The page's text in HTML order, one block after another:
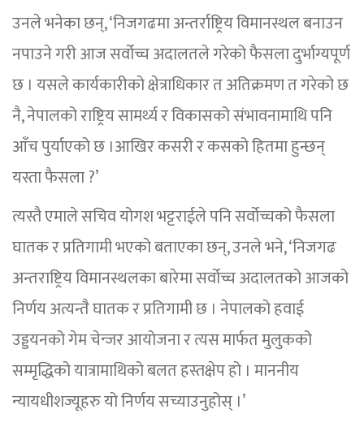
उनले भनेका छन्, ‘निजगढमा अन्तर्राष्ट्रिय विमानस्थल बनाउन
नपाउने गरी आज सर्वोच्च अदालतले गरेको फैसला दुर्भाग्यपूर्ण
छ । यसले कार्यकारीको क्षेत्राधिकार त अतिक्रमण त गरेको छ
नै, नेपालको राष्ट्रिय सामर्थ्य र विकासको संभावनामाथि पनि
आँच पुर्याएको छ ।आखिर कसरी र कसको हितमा हुन्छन्
यस्ता फैसला ?’
त्यस्तै एमाले सचिव योगश भट्टराईले पनि सर्वोच्चको फैसला
घातक र प्रतिगामी भएको बताएका छन्, उनले भने, ‘निजगढ
अन्तराष्ट्रिय विमानस्थलका बारेमा सर्वोच्च अदालतको आजको
निर्णय अत्यन्तै घातक र प्रतिगामी छ । नेपालको हवाई
उड्डयनको गेम चेन्जर आयोजना र त्यस मार्फत मुलुकको
सम्मृद्धिको यात्रामाथिको बलत हस्तक्षेप हो । माननीय
न्यायधीशज्यूहरु यो निर्णय सच्याउनुहोस् ।’